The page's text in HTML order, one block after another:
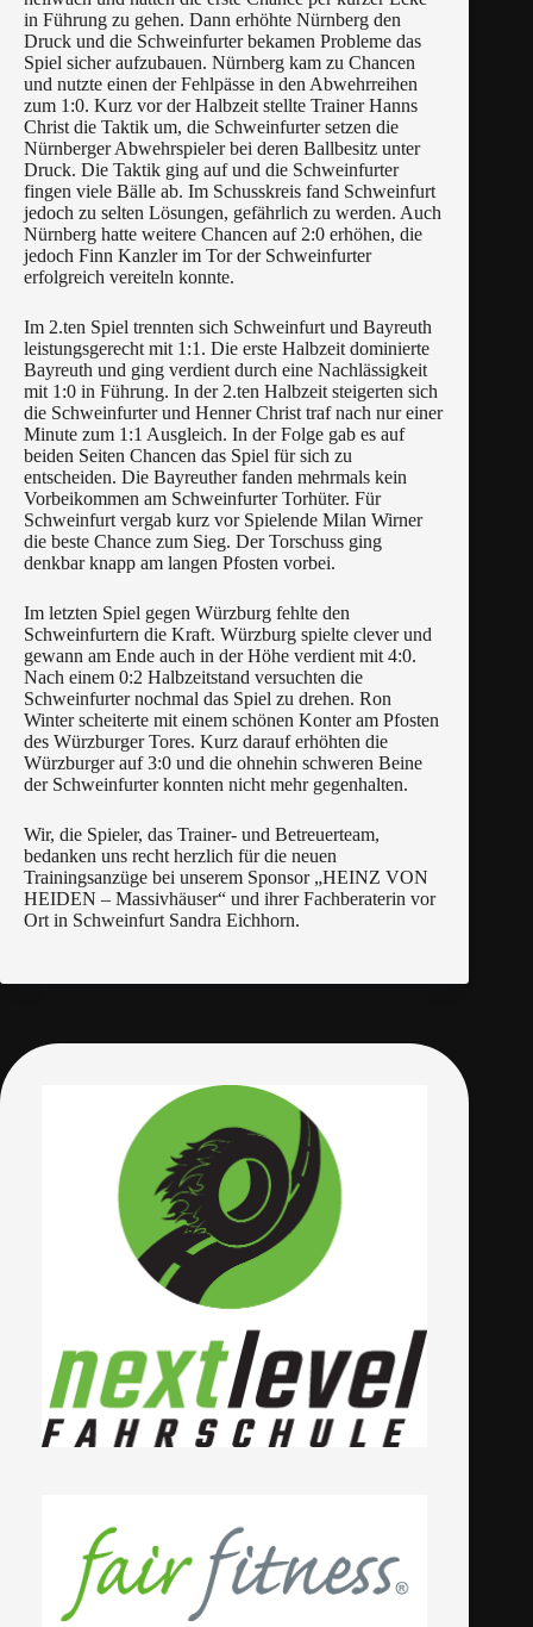
in Führung zu gehen. Dann erhöhte Nürnberg den
Druck und die Schweinfurter bekamen Probleme das
Spiel sicher aufzubauen. Nürnberg kam zu Chancen
und nutzte einen der Fehlpässe in den Abwehrreihen
zum 1:0. Kurz vor der Halbzeit stellte Trainer Hanns
Christ die Taktik um, die Schweinfurter setzen die
Nürnberger Abwehrspieler bei deren Ballbesitz unter
Druck. Die Taktik ging auf und die Schweinfurter
fingen viele Bälle ab. Im Schusskreis fand Schweinfurt
jedoch zu selten Lösungen, gefährlich zu werden. Auch
Nürnberg hatte weitere Chancen auf 2:0 erhöhen, die
jedoch Finn Kanzler im Tor der Schweinfurter
erfolgreich vereiteln konnte.
Im 2.ten Spiel trennten sich Schweinfurt und Bayreuth
leistungsgerecht mit 1:1. Die erste Halbzeit dominierte
Bayreuth und ging verdient durch eine Nachlässigkeit
mit 1:0 in Führung. In der 2.ten Halbzeit steigerten sich
die Schweinfurter und Henner Christ traf nach nur einer
Minute zum 1:1 Ausgleich. In der Folge gab es auf
beiden Seiten Chancen das Spiel für sich zu
entscheiden. Die Bayreuther fanden mehrmals kein
Vorbeikommen am Schweinfurter Torhüter. Für
Schweinfurt vergab kurz vor Spielende Milan Wirner
die beste Chance zum Sieg. Der Torschuss ging
denkbar knapp am langen Pfosten vorbei.
Im letzten Spiel gegen Würzburg fehlte den
Schweinfurtern die Kraft. Würzburg spielte clever und
gewann am Ende auch in der Höhe verdient mit 4:0.
Nach einem 0:2 Halbzeitstand versuchten die
Schweinfurter nochmal das Spiel zu drehen. Ron
Winter scheiterte mit einem schönen Konter am Pfosten
des Würzburger Tores. Kurz darauf erhöhten die
Würzburger auf 3:0 und die ohnehin schweren Beine
der Schweinfurter konnten nicht mehr gegenhalten.
Wir, die Spieler, das Trainer- und Betreuerteam,
bedanken uns recht herzlich für die neuen
Trainingsanzüge bei unserem Sponsor „HEINZ VON
HEIDEN – Massivhäuser“ und ihrer Fachberaterin vor
Ort in Schweinfurt Sandra Eichhorn.